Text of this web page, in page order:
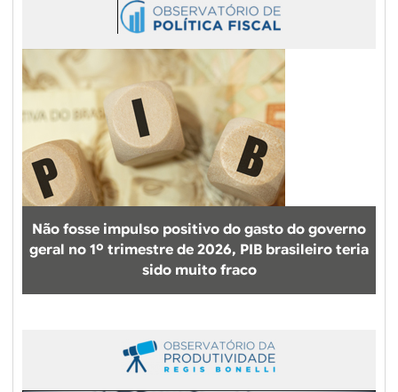
Não fosse impulso positivo do gasto do governo
geral no 1º trimestre de 2026, PIB brasileiro teria
sido muito fraco